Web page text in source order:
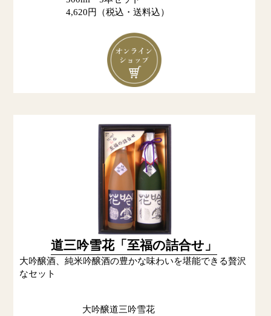
4,620円（税込・送料込）
道三吟雪花「至福の詰合せ」
大吟醸酒、純米吟醸酒の豊かな味わいを堪能できる贅沢
なセット
大吟醸道三吟雪花